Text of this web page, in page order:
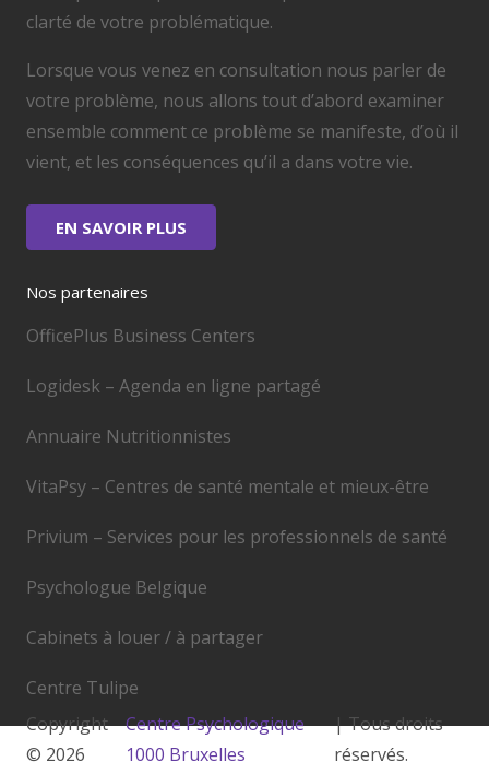
clarté de votre problématique.
Lorsque vous venez en consultation nous parler de
votre problème, nous allons tout d’abord examiner
ensemble comment ce problème se manifeste, d’où il
vient, et les conséquences qu’il a dans votre vie.
EN SAVOIR PLUS
Nos partenaires
OfficePlus Business Centers
Logidesk – Agenda en ligne partagé
Annuaire Nutritionnistes
VitaPsy – Centres de santé mentale et mieux-être
Privium – Services pour les professionnels de santé
Psychologue Belgique
Cabinets à louer / à partager
Centre Tulipe
Copyright
© 2026
Centre Psychologique
1000 Bruxelles
| Tous droits
réservés.